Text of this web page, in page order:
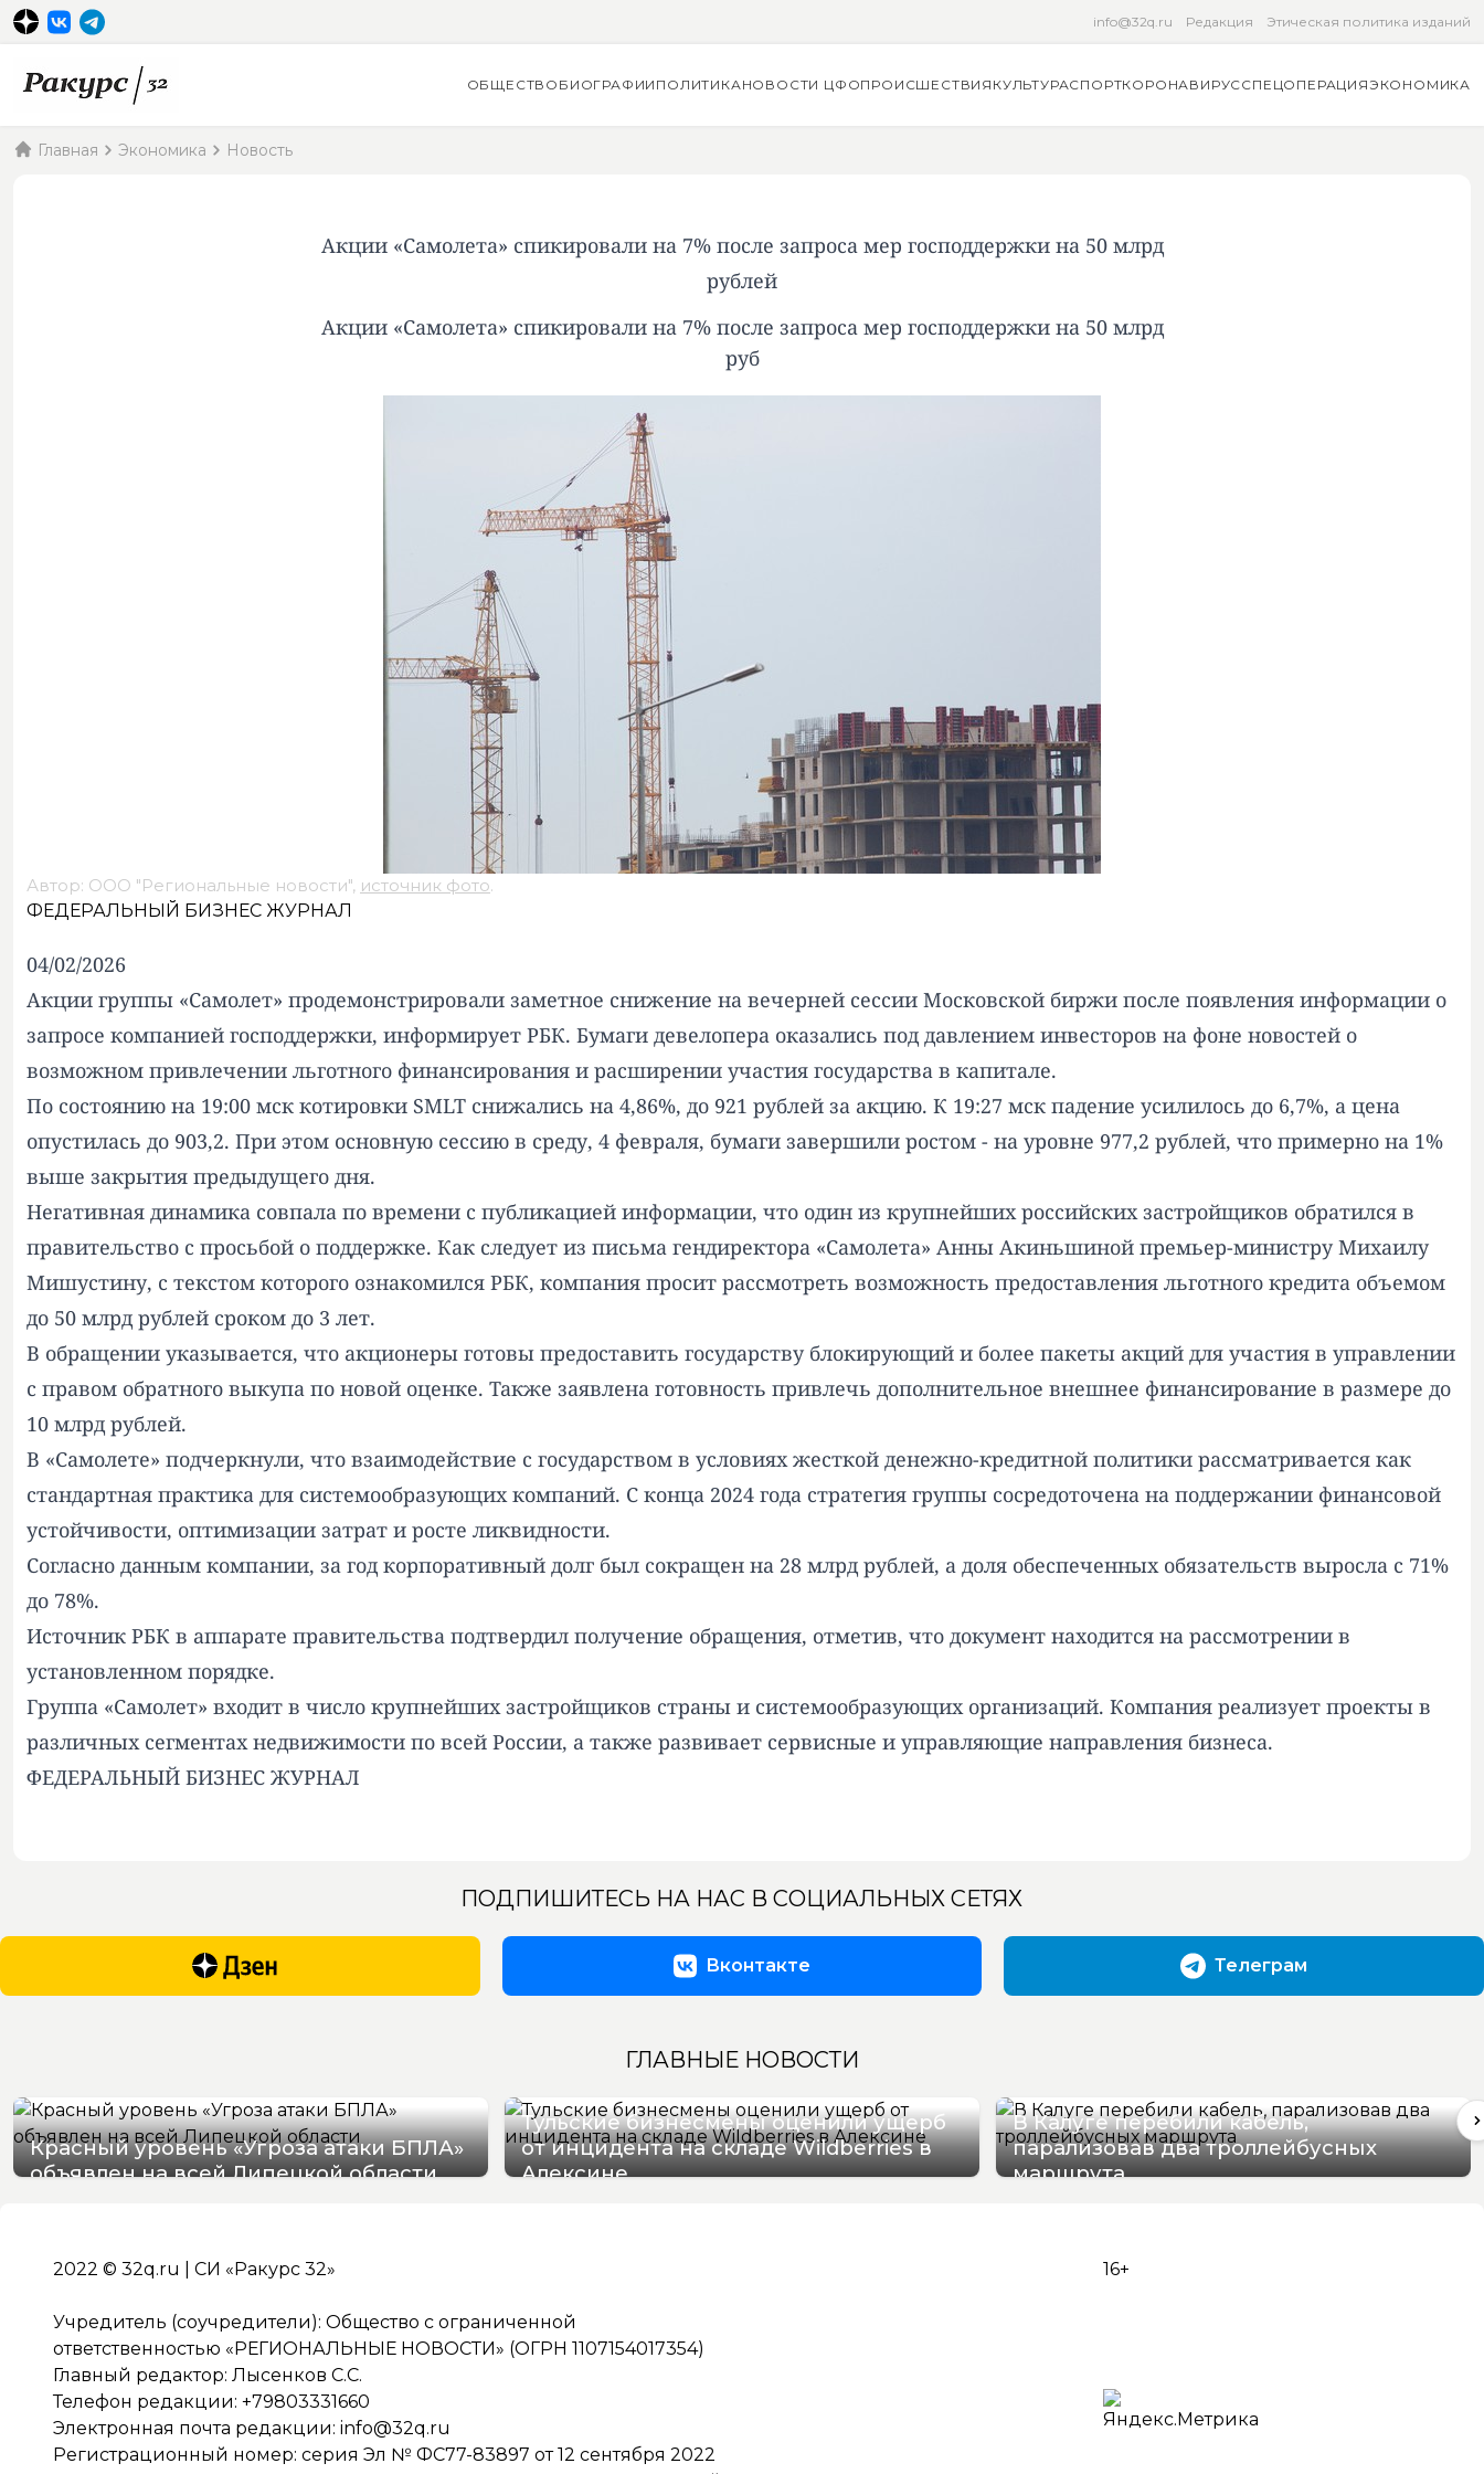
info@32q.ru Редакция Этическая политика изданий
ОБЩЕСТВО БИОГРАФИИ ПОЛИТИКАНОВОСТИ ЦФОПРОИСШЕСТВИЯ КУЛЬТУРАСПОРТКОРОНАВИРУССПЕЦОПЕРАЦИЯЭКОНОМИКА
Главная Экономика Новость
Акции «Самолета» спикировали на 7% после запроса мер господдержки на 50 млрд
рублей
Акции «Самолета» спикировали на 7% после запроса мер господдержки на 50 млрд
руб
Автор: ООО "Региональные новости", источник фото.
ФЕДЕРАЛЬНЫЙ БИЗНЕС ЖУРНАЛ
04/02/2026
Акции группы «Самолет» продемонстрировали заметное снижение на вечерней сессии Московской биржи после появления информации о
запросе компанией господдержки, информирует РБК. Бумаги девелопера оказались под давлением инвесторов на фоне новостей о
возможном привлечении льготного финансирования и расширении участия государства в капитале.
По состоянию на 19:00 мск котировки SMLT снижались на 4,86%, до 921 рублей за акцию. К 19:27 мск падение усилилось до 6,7%, а цена
опустилась до 903,2. При этом основную сессию в среду, 4 февраля, бумаги завершили ростом - на уровне 977,2 рублей, что примерно на 1%
выше закрытия предыдущего дня.
Негативная динамика совпала по времени с публикацией информации, что один из крупнейших российских застройщиков обратился в
правительство с просьбой о поддержке. Как следует из письма гендиректора «Самолета» Анны Акиньшиной премьер-министру Михаилу
Мишустину, с текстом которого ознакомился РБК, компания просит рассмотреть возможность предоставления льготного кредита объемом
до 50 млрд рублей сроком до 3 лет.
В обращении указывается, что акционеры готовы предоставить государству блокирующий и более пакеты акций для участия в управлении
с правом обратного выкупа по новой оценке. Также заявлена готовность привлечь дополнительное внешнее финансирование в размере до
10 млрд рублей.
В «Самолете» подчеркнули, что взаимодействие с государством в условиях жесткой денежно-кредитной политики рассматривается как
стандартная практика для системообразующих компаний. С конца 2024 года стратегия группы сосредоточена на поддержании финансовой
устойчивости, оптимизации затрат и росте ликвидности.
Согласно данным компании, за год корпоративный долг был сокращен на 28 млрд рублей, а доля обеспеченных обязательств выросла с 71%
до 78%.
Источник РБК в аппарате правительства подтвердил получение обращения, отметив, что документ находится на рассмотрении в
установленном порядке.
Группа «Самолет» входит в число крупнейших застройщиков страны и системообразующих организаций. Компания реализует проекты в
различных сегментах недвижимости по всей России, а также развивает сервисные и управляющие направления бизнеса.
ФЕДЕРАЛЬНЫЙ БИЗНЕС ЖУРНАЛ
ПОДПИШИТЕСЬ НА НАС В СОЦИАЛЬНЫХ СЕТЯХ
Вконтакте Телеграм
ГЛАВНЫЕ НОВОСТИ
Красный уровень «Угроза атаки БПЛА»
объявлен на всей Липецкой области
Тульские бизнесмены оценили ущерб
от инцидента на складе Wildberries в
Алексине
В Калуге перебили кабель,
парализовав два троллейбусных
маршрута
2022 © 32q.ru | СИ «Ракурс 32»
Учредитель (соучредители): Общество с ограниченной
ответственностью «РЕГИОНАЛЬНЫЕ НОВОСТИ» (ОГРН 1107154017354)
Главный редактор: Лысенков С.С.
Телефон редакции: +79803331660
Электронная почта редакции: info@32q.ru
Регистрационный номер: серия Эл № ФС77-83897 от 12 сентября 2022
16+